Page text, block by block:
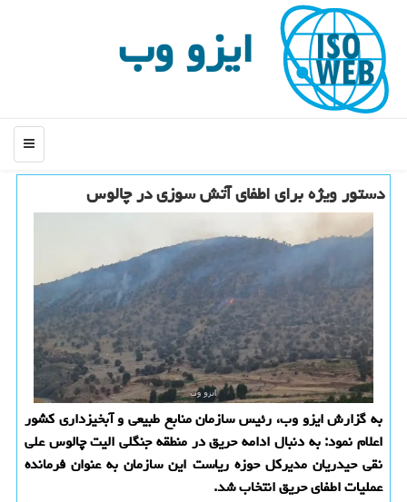
ایزو وب
منو
دستور ویژه برای اطفای آتش سوزی در چالوس
به گزارش ایزو وب، رئیس سازمان منابع طبیعی و آبخیزداری کشور
اعلام نمود: به دنبال ادامه حریق در منطقه جنگلی الیت چالوس علی
نقی حیدریان مدیرکل حوزه ریاست این سازمان به عنوان فرمانده
عملیات اطفای حریق انتخاب شد.